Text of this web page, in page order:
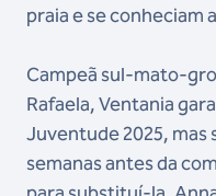
praia e se conheciam
Campeã sul-mato-
Rafaela, Ventania
Juventude 2025, mas
semanas antes da